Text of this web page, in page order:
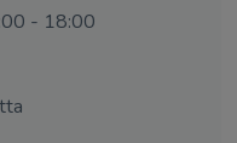
- 18:00